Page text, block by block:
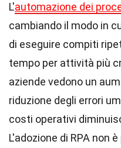
L'automazione dei
cambiando il modo in
di eseguire compiti
tempo per attività più
aziende vedono un
riduzione degli errori
costi operativi
L'adozione di RPA non